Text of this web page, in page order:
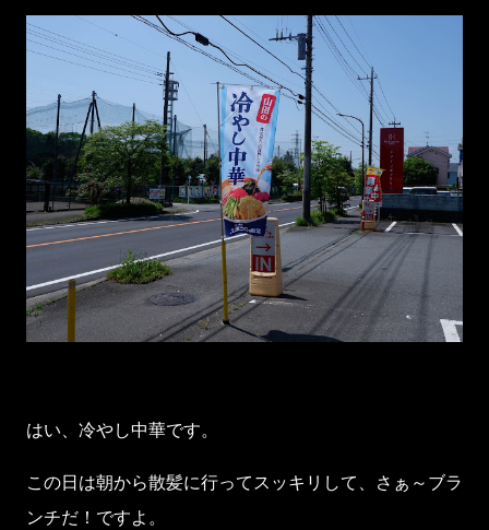
はい、冷やし中華です。
この日は朝から散髪に行ってスッキリして、さぁ～ブラ
ンチだ！ですよ。